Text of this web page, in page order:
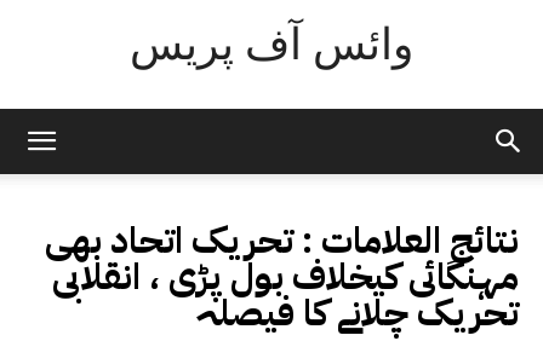
وائس آف پریس
نتائج العلامات :تحریک اتحاد بھی
مہنگائی کیخلاف بول پڑی ، انقلابی
تحریک چلانے کا فیصلہ